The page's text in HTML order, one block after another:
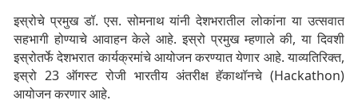
इस्रोचे प्रमुख डॉ. एस. सोमनाथ यांनी देशभरातील लोकांना या उत्सवात
सहभागी होण्याचे आवाहन केले आहे. इस्रो प्रमुख म्हणाले की, या दिवशी
इस्रोतर्फे देशभरात कार्यक्रमांचे आयोजन करण्यात येणार आहे. याव्यतिरिक्त,
इस्रो 23 ऑगस्ट रोजी भारतीय अंतरीक्ष हॅकाथॉनचे (Hackathon)
आयोजन करणार आहे.